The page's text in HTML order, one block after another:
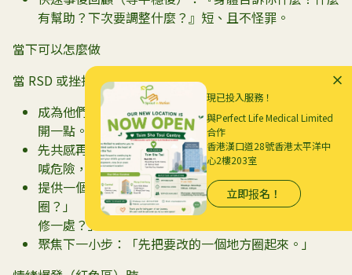
現已投入服務！
與Perfect Life Medical Limited
合作
香港漢口道28號香港太平洋中
心2樓203室
立即报名！
有幫助？下次要調整什麼？』短、且不怪罪。
當下可以怎麼做
當 RSD 或挫折正在升溫（黃色區）
成為他們風暴中的平靜：聲音放低、字少一點、距離拉
開一點。
先共感再引導：「那句話真的刺到了。」「你的大腦在
喊危險，我們來幫它覺得安全。」
提供一個選擇：「安靜角落兩分鐘，還是跟我走一
圈？」 「要我唸老師的評語，還是你看一遍，我們只
修一處？」
聚焦下一小步：「先把要改的一個地方圈起來。」